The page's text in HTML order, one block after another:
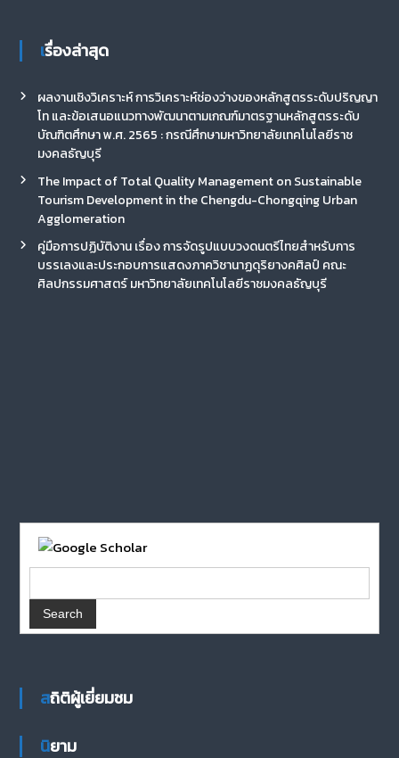
เรื่องล่าสุด
ผลงานเชิงวิเคราะห์ การวิเคราะห์ช่องว่างของหลักสูตรระดับปริญญา
โท และข้อเสนอแนวทางพัฒนาตามเกณฑ์มาตรฐานหลักสูตรระดับ
บัณฑิตศึกษา พ.ศ. 2565 : กรณีศึกษามหาวิทยาลัยเทคโนโลยีราช
มงคลธัญบุรี
The Impact of Total Quality Management on Sustainable
Tourism Development in the Chengdu-Chongqing Urban
Agglomeration
คู่มือการปฏิบัติงาน เรื่อง การจัดรูปแบบวงดนตรีไทยสำหรับการ
บรรเลงและประกอบการแสดงภาควิชานาฏดุริยางคศิลป์ คณะ
ศิลปกรรมศาสตร์ มหาวิทยาลัยเทคโนโลยีราชมงคลธัญบุรี
สถิติผู้เยี่ยมชม
นิยาม